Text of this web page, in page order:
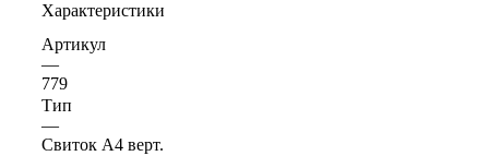
Характеристики
Артикул
—
779
Тип
—
Свиток А4 верт.